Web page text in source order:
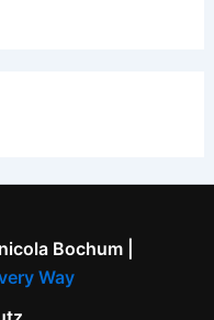
Bochum |
Way